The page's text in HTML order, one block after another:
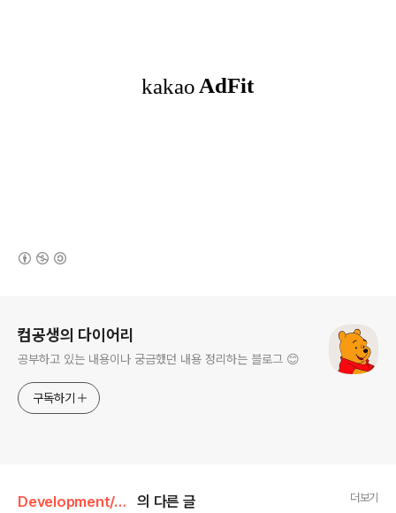
컴공생의 다이어리
공부하고 있는 내용이나 궁금했던 내용 정리하는 블로그 😊
구독하기
Development/Java 의 다른 글 더보기